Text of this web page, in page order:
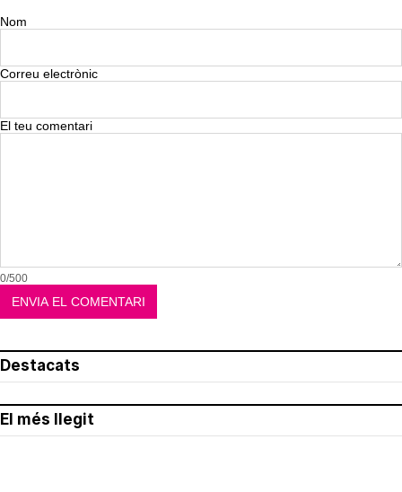
Nom
Correu electrònic
El teu comentari
0/500
Destacats
El més llegit